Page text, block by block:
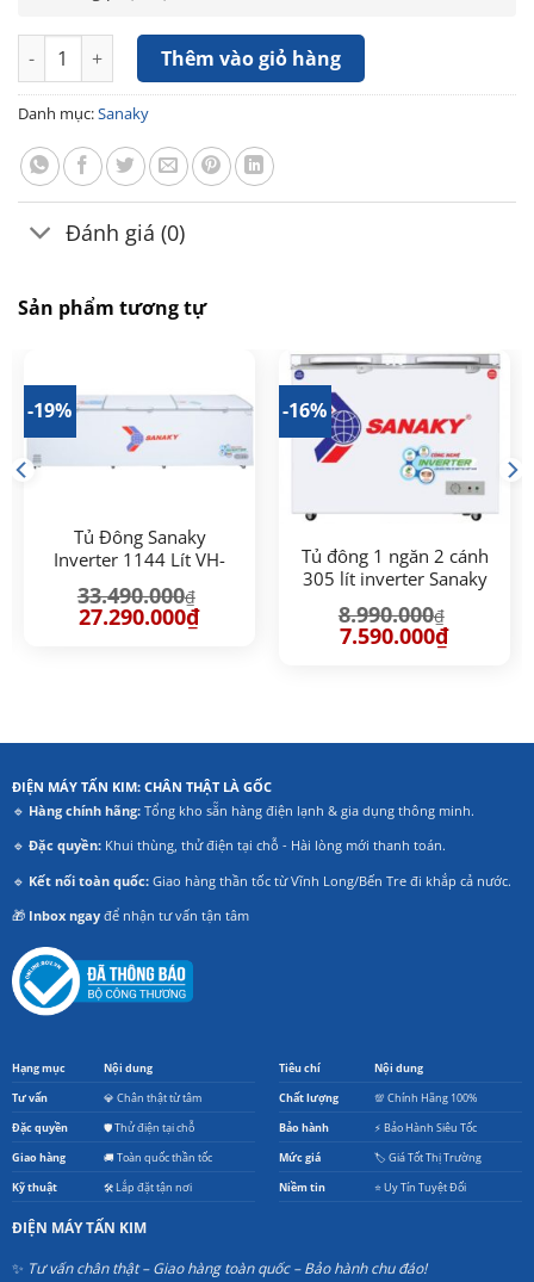
Tủ mát Sanaky VH-358KL 350 lít số lượng
Thêm vào giỏ hàng
Danh mục:Sanaky
Đánh giá (0)
Sản phẩm tương tự
-19%
Tủ Đông Sanaky
Inverter 1144 Lít VH-
33.490.000₫
Giá
gốc
27.290.000₫Giá
-16%
Tủ đông 1 ngăn 2 cánh
305 lít inverter Sanaky
8.990.000₫
Giá
gốc
7.590.000₫Giá
ĐIỆN MÁY TẤN KIM: CHÂN THẬT LÀ GỐC
🔹 Hàng chính hãng:Tổng kho sẵn hàng điện lạnh & gia dụng thông minh.
🔹 Đặc quyền:Khui thùng, thử điện tại chỗ - Hài lòng mới thanh toán.
🔹 Kết nối toàn quốc:Giao hàng thần tốc từ Vĩnh Long/Bến Tre đi khắp cả nước.
🎁 Inbox ngayđể nhận tư vấn tận tâm
Hạng mục Nội dung
Tư vấn 💎 Chân thật từ tâm
Đặc quyền 🛡️ Thử điện tại chỗ
Giao hàng 🚚 Toàn quốc thần tốc
Kỹ thuật 🛠️ Lắp đặt tận nơi
Tiêu chí Nội dung
Chất lượng 💯 Chính Hãng 100%
Bảo hành ⚡ Bảo Hành Siêu Tốc
Mức giá 🏷️ Giá Tốt Thị Trường
Niềm tin ⭐ Uy Tín Tuyệt Đối
ĐIỆN MÁY TẤN KIM
✨ Tư vấn chân thật – Giao hàng toàn quốc – Bảo hành chu đáo!